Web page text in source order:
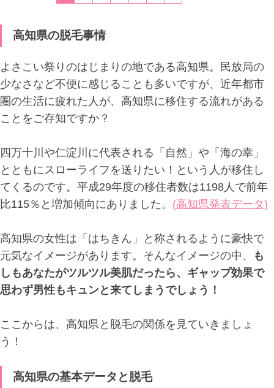
高知県の脱毛事情
よさこい祭りのはじまりの地である高知県。民放局の
少なさなど不便に感じることも多いですが、近年都市
圏の生活に疲れた人が、高知県に移住する流れがある
ことをご存知ですか？
四万十川や仁淀川に代表される「自然」や「海の幸」
とともにスローライフを送りたい！という人が移住し
てくるのです。平成29年度の移住者数は1198人で前年
比115％と増加傾向にありました。 (高知県発表データ)
高知県の女性は「はちきん」と称されるように豪快で
元気なイメージがあります。そんなイメージの中、
も
しもあなたがツルツル美肌だったら、ギャップ効果で
思わず男性もキュンと来てしまうでしょう！
ここからは、高知県と脱毛の関係を見ていきましょ
う！
高知県の基本データと脱毛